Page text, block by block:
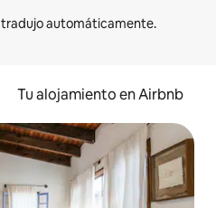
Tu alojamiento en Airbnb